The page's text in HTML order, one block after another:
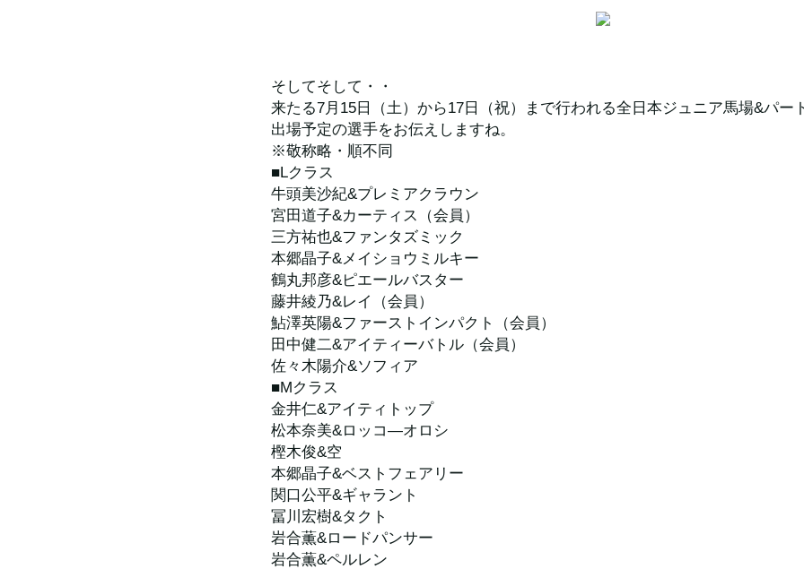
そしてそして・・
来たる7月15日（土）から17日（祝）まで行われる全日本ジュニア馬場&パー
出場予定の選手をお伝えしますね。
※敬称略・順不同
■Lクラス
牛頭美沙紀&プレミアクラウン
宮田道子&カーティス（会員）
三方祐也&ファンタズミック
本郷晶子&メイショウミルキー
鶴丸邦彦&ピエールバスター
藤井綾乃&レイ（会員）
鮎澤英陽&ファーストインパクト（会員）
田中健二&アイティーバトル（会員）
佐々木陽介&ソフィア
■Mクラス
金井仁&アイティトップ
松本奈美&ロッコ―オロシ
樫木俊&空
本郷晶子&ベストフェアリー
関口公平&ギャラント
冨川宏樹&タクト
岩合薫&ロードパンサー
岩合薫&ペルレン